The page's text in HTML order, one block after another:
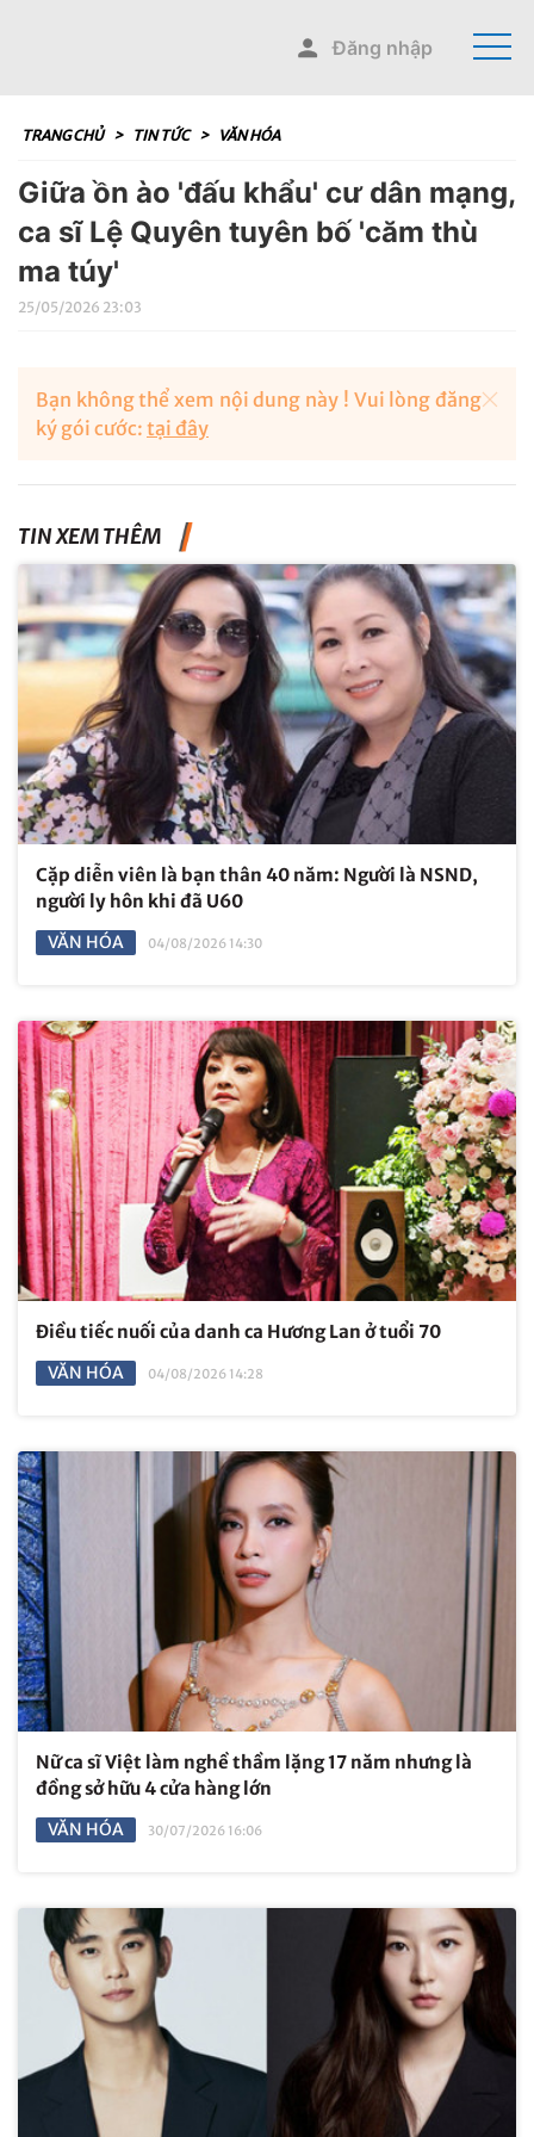
Đăng nhập
TRANG CHỦ > TIN TỨC > VĂN HÓA
Giữa ồn ào 'đấu khẩu' cư dân mạng,
ca sĩ Lệ Quyên tuyên bố 'căm thù
ma túy'
25/05/2026 23:03
Bạn không thể xem nội dung này ! Vui lòng đăng
ký gói cước: tại đây
TIN XEM THÊM
Cặp diễn viên là bạn thân 40 năm: Người là NSND,
người ly hôn khi đã U60
VĂN HÓA 04/08/2026 14:30
Điều tiếc nuối của danh ca Hương Lan ở tuổi 70
VĂN HÓA 04/08/2026 14:28
Nữ ca sĩ Việt làm nghề thầm lặng 17 năm nhưng là
đồng sở hữu 4 cửa hàng lớn
VĂN HÓA 30/07/2026 16:06